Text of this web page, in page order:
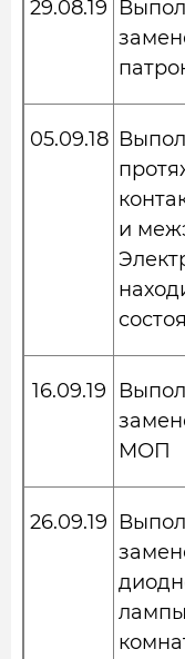
29.08.19
05.09.18
и
16.09.19
МОП
26.09.19